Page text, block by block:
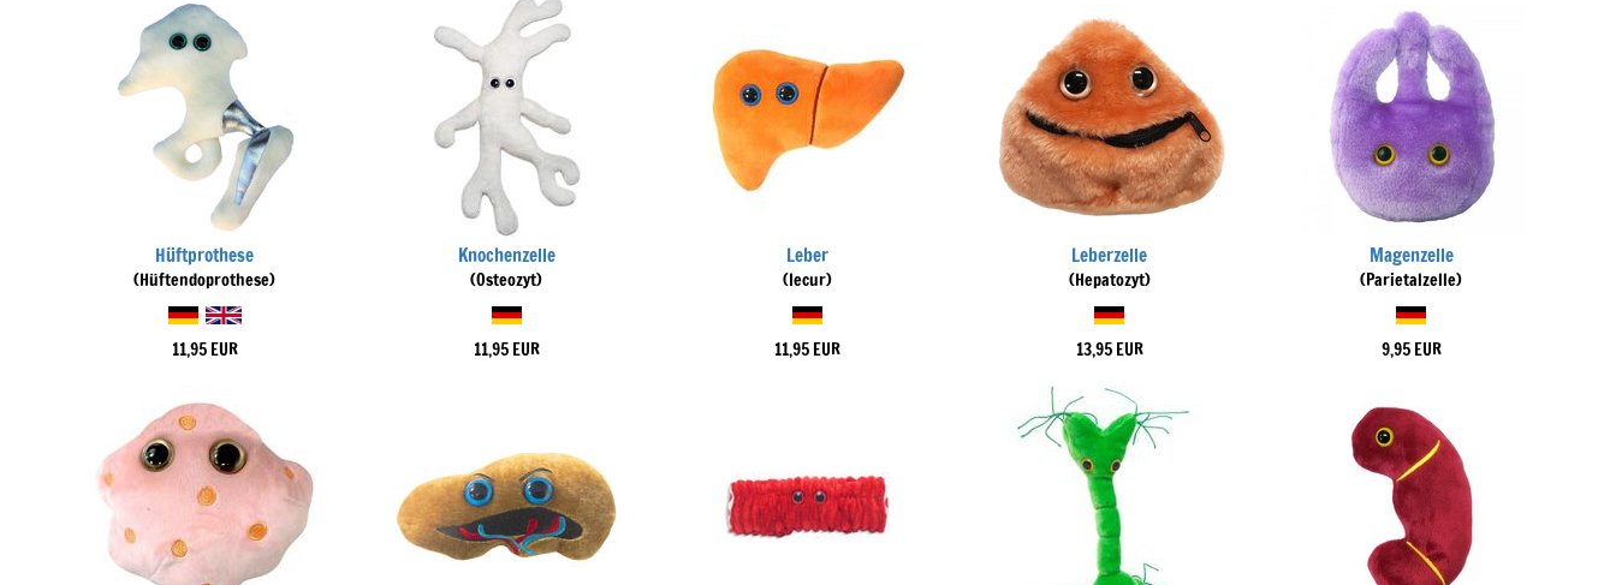
Hüftprothese
(Hüftendoprothese)
11,95 EUR
Knochenzelle
(Osteozyt)
11,95 EUR
Leber
(Iecur)
11,95 EUR
Leberzelle
(Hepatozyt)
13,95 EUR
Magenzelle
(Parietalzelle)
9,95 EUR